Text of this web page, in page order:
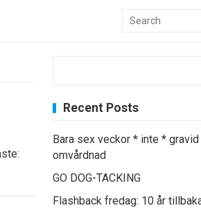
Recent Posts
Bara sex veckor * inte *
omvårdnad
GO DOG-TACKING
Flashback fredag: 10 år